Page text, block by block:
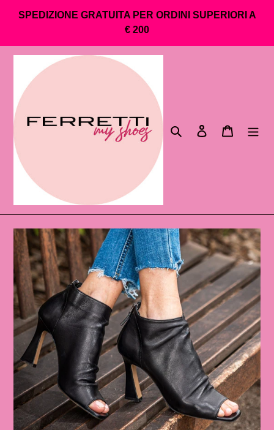
direttamente
contenuti
SPEDIZIONE GRATUITA PER ORDINI SUPERIORI A
€ 200
Cerca Accedi Carrello